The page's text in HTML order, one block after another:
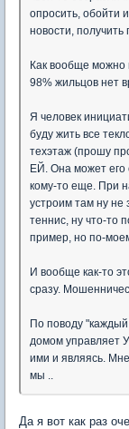
опросить, обойти
новости, получить
Как вообще можно
98% жильцов нет
Я человек
буду жить все
техэтаж (прошу
ЕЙ. Она может его
кому-то еще. При
устроим там ну не
теннис, ну что-то
пример, но по-
И вообще как-то
сразу.
По поводу
домом управляет
ими и являясь.
мы ..
Да я вот как раз